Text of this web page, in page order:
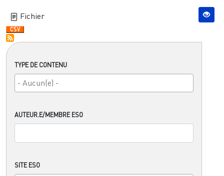
TYPE DE CONTENU
AUTEUR.E/MEMBRE ESO
SITE ESO
Fichier